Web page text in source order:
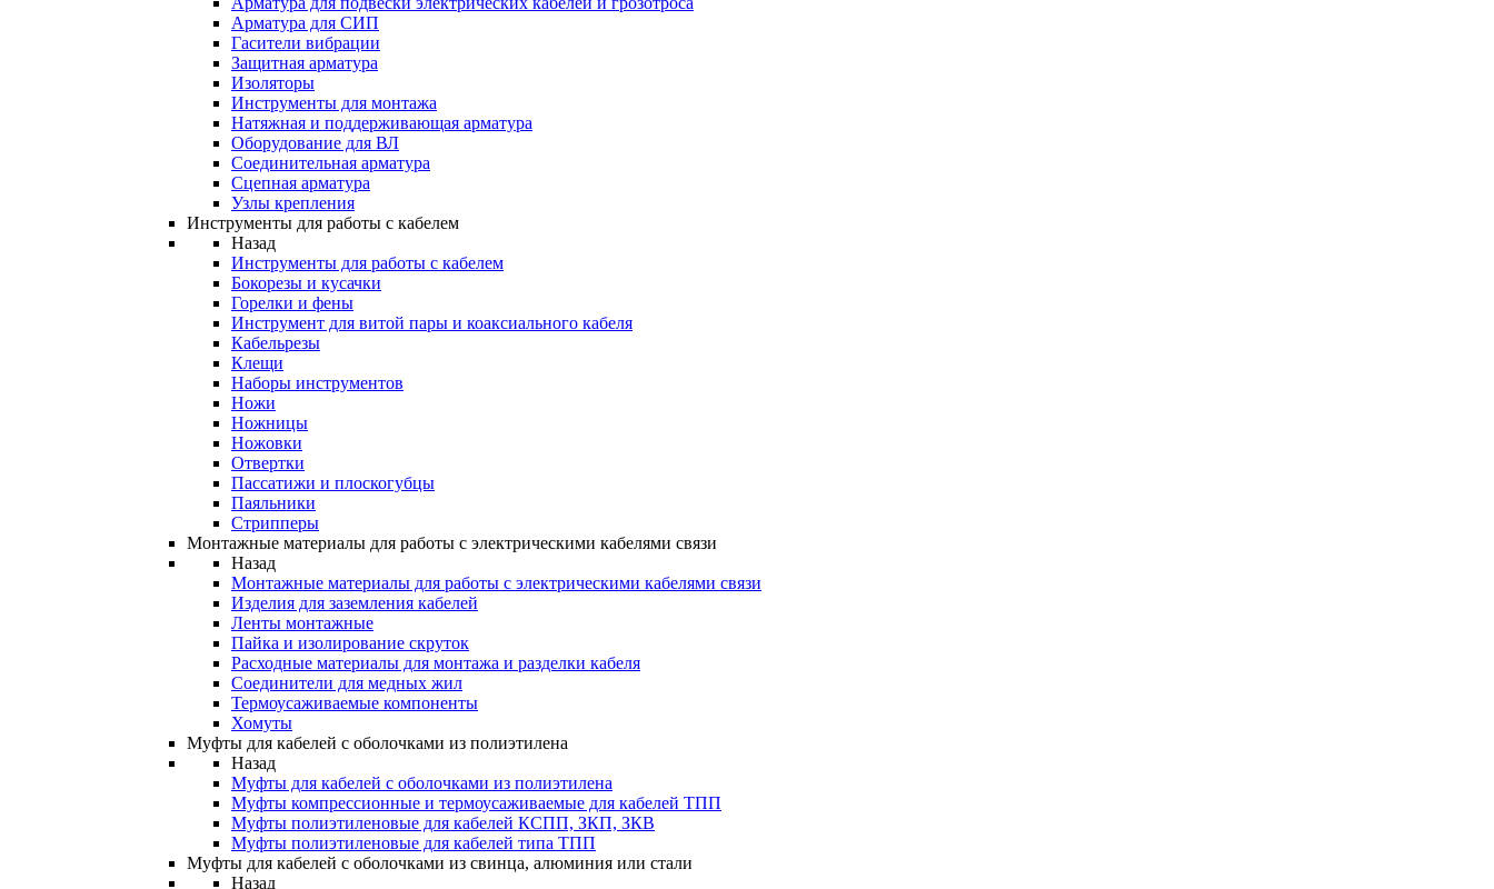
Арматура для СИП
Гасители вибрации
Защитная арматура
Изоляторы
Инструменты для монтажа
Натяжная и поддерживающая арматура
Оборудование для ВЛ
Соединительная арматура
Сцепная арматура
Узлы крепления
Инструменты для работы с кабелем
Назад
Инструменты для работы с кабелем
Бокорезы и кусачки
Горелки и фены
Инструмент для витой пары и коаксиального кабеля
Кабельрезы
Клещи
Наборы инструментов
Ножи
Ножницы
Ножовки
Отвертки
Пассатижи и плоскогубцы
Паяльники
Стрипперы
Монтажные материалы для работы с электрическими кабелями связи
Назад
Монтажные материалы для работы с электрическими кабелями связи
Изделия для заземления кабелей
Ленты монтажные
Пайка и изолирование скруток
Расходные материалы для монтажа и разделки кабеля
Соединители для медных жил
Термоусаживаемые компоненты
Хомуты
Муфты для кабелей с оболочками из полиэтилена
Назад
Муфты для кабелей с оболочками из полиэтилена
Муфты компрессионные и термоусаживаемые для кабелей ТПП
Муфты полиэтиленовые для кабелей КСПП, ЗКП, ЗКВ
Муфты полиэтиленовые для кабелей типа ТПП
Муфты для кабелей с оболочками из свинца, алюминия или стали
Назад